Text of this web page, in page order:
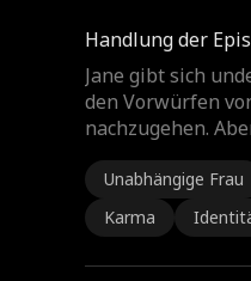
Handlung der
Jane gibt sich
den Vorwürfen
nachzugehen.
Unabhängige Frau
Karma